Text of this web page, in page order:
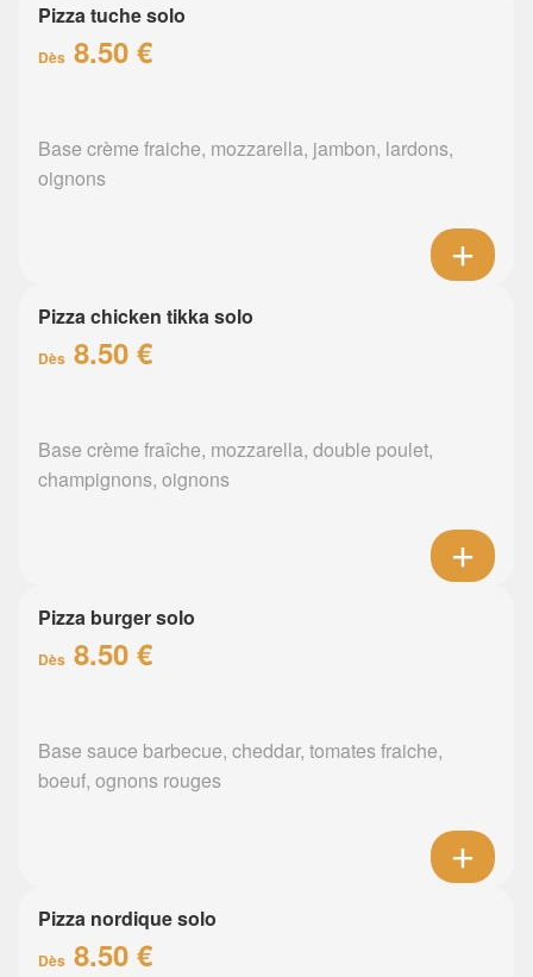
Pizza tuche solo
Dès 8.50 €
Base crème fraiche, mozzarella, jambon, lardons,
oignons
Pizza chicken tikka solo
Dès 8.50 €
Base crème fraîche, mozzarella, double poulet,
champignons, oignons
Pizza burger solo
Dès 8.50 €
Base sauce barbecue, cheddar, tomates fraiche,
boeuf, ognons rouges
Pizza nordique solo
Dès 8.50 €